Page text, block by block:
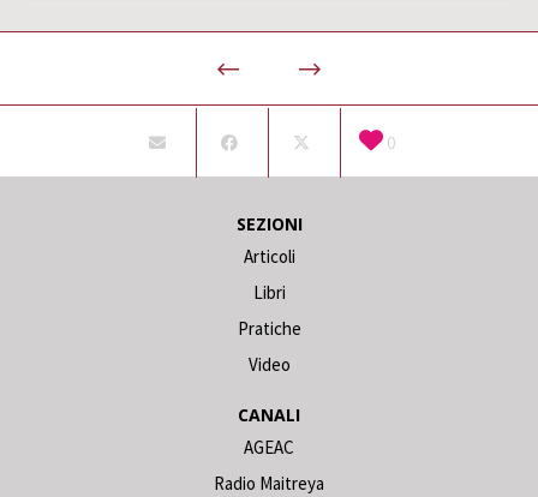
0
SEZIONI
Articoli
Libri
Pratiche
Video
CANALI
AGEAC
Radio Maitreya